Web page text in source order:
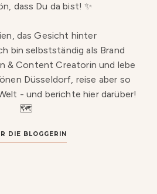
dass Du da bist! ✨
das Gesicht hinter
bin selbstständig als Brand
& Content Creatorin und lebe
Düsseldorf, reise aber so
- und berichte hier darüber!
🗺️
DIE BLOGGERIN